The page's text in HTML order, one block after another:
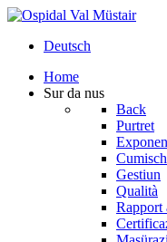
Deutsch
Home
Sur da nus
Back
Purtret
Gestiun
Qualità
Rapport